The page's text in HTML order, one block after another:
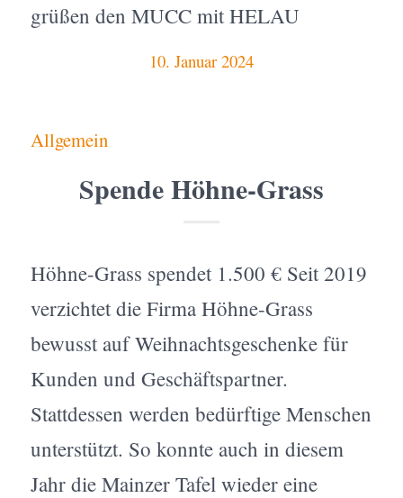
grüßen den MUCC mit HELAU
10. Januar 2024
Allgemein
Spende Höhne-Grass
Höhne-Grass spendet 1.500 € Seit 2019
verzichtet die Firma Höhne-Grass
bewusst auf Weihnachtsgeschenke für
Kunden und Geschäftspartner.
Stattdessen werden bedürftige Menschen
unterstützt. So konnte auch in diesem
Jahr die Mainzer Tafel wieder eine